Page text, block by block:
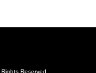
Reserved.